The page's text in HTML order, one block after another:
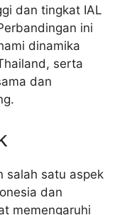
dan tingkat IAL
ini
dinamika
serta
dan
salah satu aspek
dan
memengaruhi